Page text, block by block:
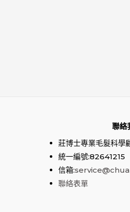
聯絡
莊博士專業毛髮科學
統一編號:82641215
信箱:
聯絡表單